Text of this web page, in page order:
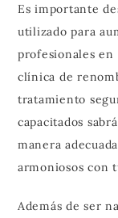
Es importante
utilizado para
profesionales
clínica de
tratamiento
capacitados
manera
armoniosos con
Además de ser